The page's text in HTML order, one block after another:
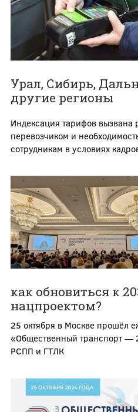
Урал, Сибирь,
другие регионы
Индексация тарифов вызвана
перевозчиком и
сотрудникам в условиях
как обновиться к
нацпроектом?
25 октября в Москве прошёл
«Общественный транспорт —
РСПП и ГТЛК